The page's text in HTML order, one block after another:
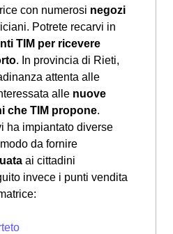
con numerosi negozi
Potrete recarvi in
TIM per ricevere
. In provincia di Rieti,
attenta alle
alle nuove
che TIM propone.
ha impiantato diverse
da fornire
ai cittadini
invece i punti vendita